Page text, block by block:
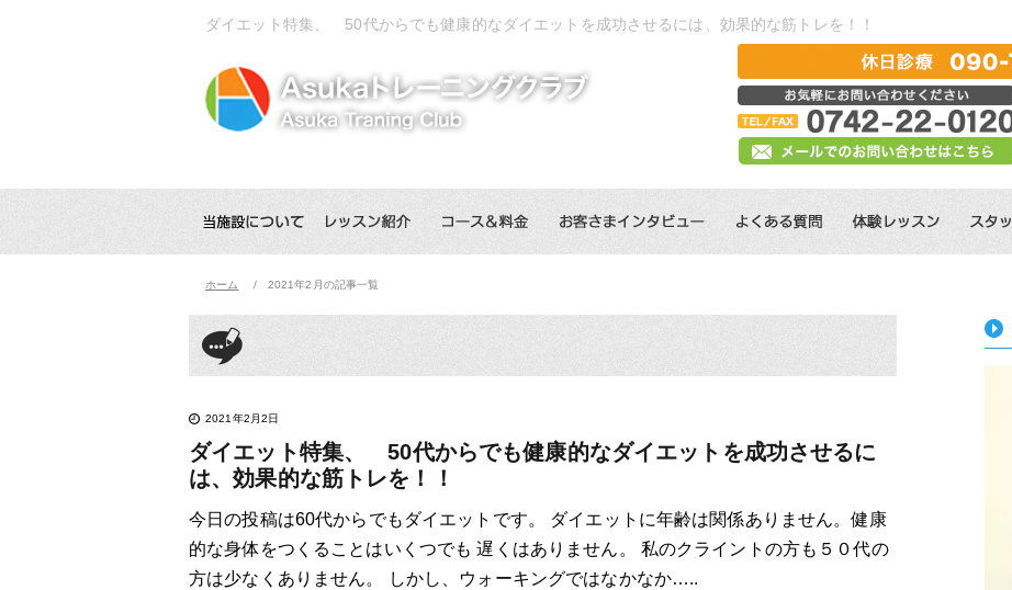
ダイエット特集、 50代からでも健康的なダイエットを成功させるには、効果的な筋トレを！！
ホーム 2021年2月の記事一覧
2021年2月2日
ダイエット特集、 50代からでも健康的なダイエットを成功させるに
は、効果的な筋トレを！！
今日の投稿は60代からでもダイエットです。 ダイエットに年齢は関係ありません。健康
的な身体をつくることはいくつでも 遅くはありません。 私のクライントの方も５０代の
方は少なくありません。 しかし、ウォーキングではなかなか…..